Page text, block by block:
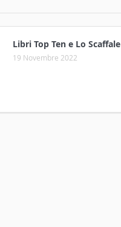
Libri Top Ten e Lo Scaffale
19 Novembre 2022